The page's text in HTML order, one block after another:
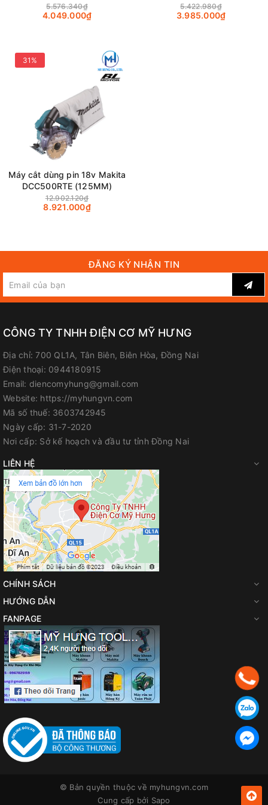
5.576.340₫
4.049.000₫
máy)
5.422.980₫
3.985.000₫
31%
Máy cắt dùng pin 18v Makita
DCC500RTE (125MM)
12.902.120₫
8.921.000₫
ĐĂNG KÝ NHẬN TIN
CÔNG TY TNHH ĐIỆN CƠ MỸ HƯNG
Địa chỉ: 700 QL1A, Tân Biên, Biên Hòa, Đồng Nai
Điện thoại: 0944180915
Email: diencomyhung@gmail.com
Website: https://myhungvn.com
Mã số thuế: 3603742945
Ngày cấp: 31-7-2020
Nơi cấp: Sở kế hoạch và đầu tư tỉnh Đồng Nai
LIÊN HỆ
CHÍNH SÁCH
HƯỚNG DẪN
FANPAGE
© Bản quyền thuộc về myhungvn.com
Cung cấp bởi Sapo